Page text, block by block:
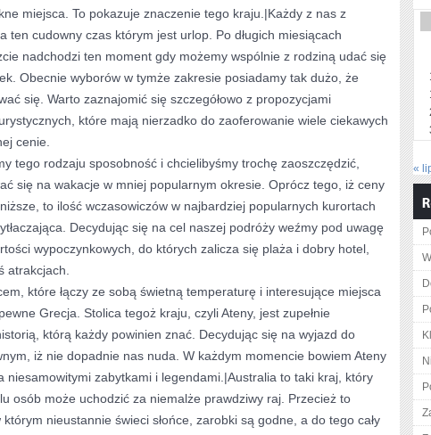
miejsca. To pokazuje znaczenie tego kraju.|Każdy z nas z
ten cudowny czas którym jest urlop. Po długich miesiącach
nadchodzi ten moment gdy możemy wspólnie z rodziną udać się
Obecnie wyborów w tymże zakresie posiadamy tak dużo, że
się. Warto zaznajomić się szczegółowo z propozycjami
które mają nierzadko do zaoferowanie wiele ciekawych
cenie.
tego rodzaju sposobność i chcielibyśmy trochę zaoszczędzić,
się na wakacje w mniej popularnym okresie. Oprócz tego, iż ceny
to ilość wczasowiczów w najbardziej popularnych kurortach
Decydując się na cel naszej podróży weźmy pod uwagę
wypoczynkowych, do których zalicza się plaża i dobry hotel,
atrakcjach.
które łączy ze sobą świetną temperaturę i interesujące miejsca
Grecja. Stolica tegoż kraju, czyli Ateny, jest zupełnie
którą każdy powinien znać. Decydując się na wyjazd do
iż nie dopadnie nas nuda. W każdym momencie bowiem Ateny
niesamowitymi zabytkami i legendami.|Australia to taki kraj, który
osób może uchodzić za niemalże prawdziwy raj. Przecież to
którym nieustannie świeci słońce, zarobki są godne, a do tego cały
«